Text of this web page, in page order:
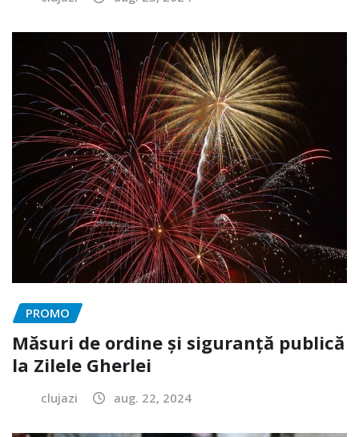
PROMO
Măsuri de ordine și siguranță publică
la Zilele Gherlei
clujazi aug. 22, 2024